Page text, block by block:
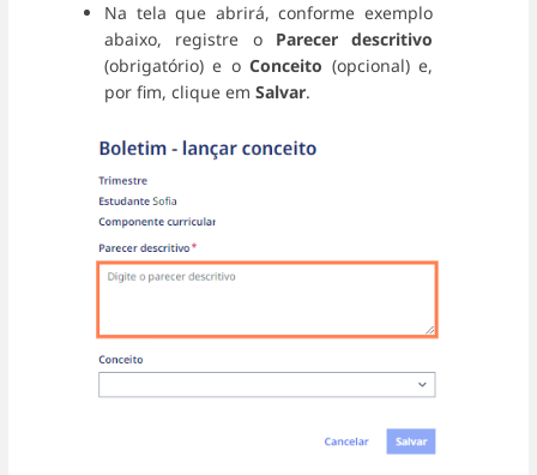
Na tela que abrirá, conforme exemplo
abaixo, registre o Parecer descritivo
(obrigatório) e oConceito (opcional) e,
por fim, clique em Salvar.